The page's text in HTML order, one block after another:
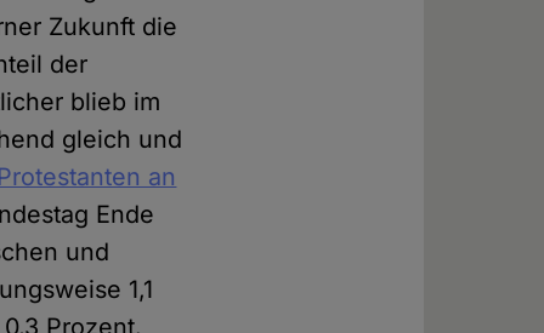
Zukunft die
der
blieb im
gleich und
an
Ende
und
1,1